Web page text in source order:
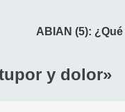
ABIAN (5):
y dolor»